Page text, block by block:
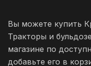
Вы можете купить
Тракторы и
магазине по
добавьте его в